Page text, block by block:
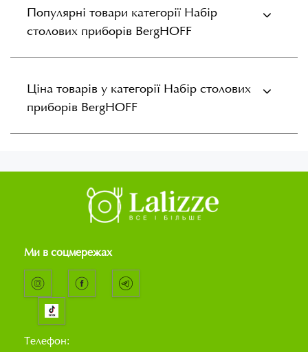
Популярні товари категорії Набір
столових приборів BergHOFF
Ціна товарів у категорії Набір столових
приборів BergHOFF
Ми в соцмережах
Телефон: